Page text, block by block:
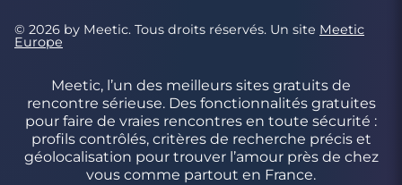
© 2026 by Meetic. Tous droits réservés. Un site Meetic
Europe
Meetic, l’un des meilleurs sites gratuits de
rencontre sérieuse. Des fonctionnalités gratuites
pour faire de vraies rencontres en toute sécurité :
profils contrôlés, critères de recherche précis et
géolocalisation pour trouver l’amour près de chez
vous comme partout en France.